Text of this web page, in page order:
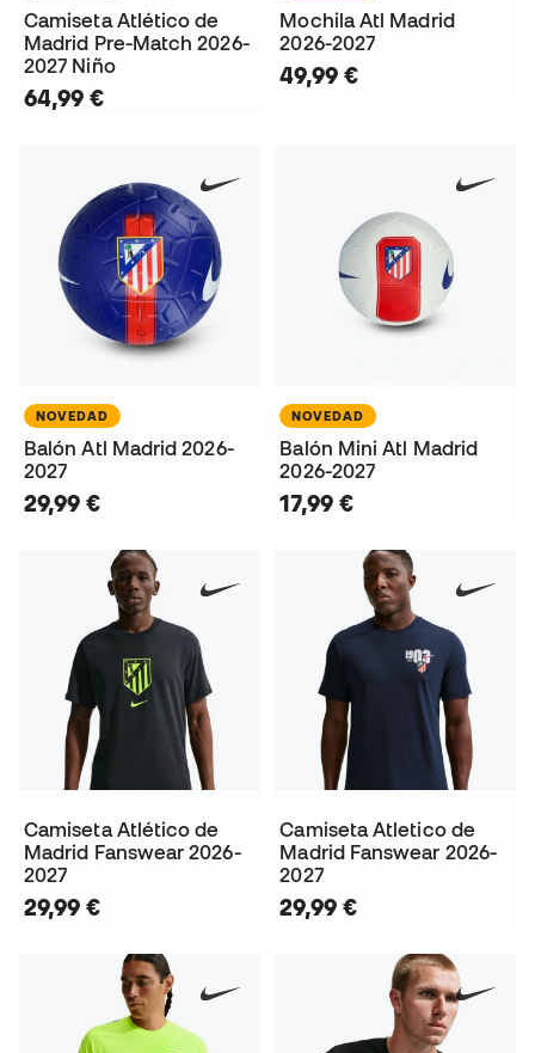
Camiseta Atlético de
Madrid Pre-Match 2026-
2027 Niño
64,99 €
Mochila Atl Madrid
2026-2027
49,99 €
NOVEDAD
Balón Atl Madrid 2026-
2027
29,99 €
NOVEDAD
Balón Mini Atl Madrid
2026-2027
17,99 €
Camiseta Atlético de
Madrid Fanswear 2026-
2027
29,99 €
Camiseta Atletico de
Madrid Fanswear 2026-
2027
29,99 €